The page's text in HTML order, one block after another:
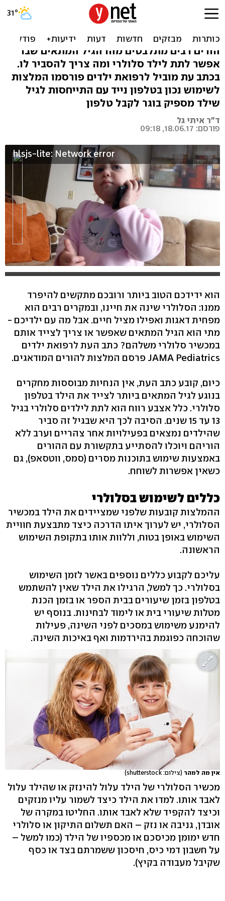
המלצות: כללים לשימוש נכון
בסלולרי אצל ילדים
הורים רבים מתלבטים מהו הגיל המתאים שבו
אפשר לתת לילד סלולרי ומה צריך להסביר לו.
בכתב עת מוביל לרפואת ילדים פורסמו המלצות
לשימוש נכון בטלפון נייד עם התייחסות לגיל
שילד מספיק בוגר לקבל טלפון
ד"ר איתי גל
פורסם: 18.06.17, 09:18
hlsjs-lite: Network error
הוא ידידכם הטוב ביותר ורובכם מתקשים להיפרד
ממנו: הסלולרי שינה את חיינו, ובמקרים רבים הוא
מפחית דאגות ואפילו מציל חיים. אבל מה עם ילדיכם -
מתי הוא הגיל המתאים שאפשר או צריך לצייד אותם
במכשיר סלולרי משלהם? כתב העת לרפואת ילדים
JAMA Pediatrics פרסם המלצות להורים המודאגים.
כיום, קובע כתב העת, אין הנחיות מבוססות מחקרים
בנוגע לגיל המתאים ביותר לצייד את הילד בטלפון
סלולרי. כלל אצבע רווח הוא לתת לילדים סלולרי בגיל
13 עד 15 שנים. הסיבה לכך היא שבגיל זה סביר
שהילדים נמצאים בפעילויות אחר צהריים וערב ללא
הוריהם ויוכלו להסתייע בתקשורת עם ההורים
באמצעות שימוש בתוכנות מסרים (סמס, ווטסאפ), גם
כשאין אפשרות לשוחח.
כללים לשימוש בסלולרי
ההמלצות קובעות שלפני שמציידים את הילד במכשיר
הסלולרי, יש לערוך איתו הדרכה כיצד מתבצעת חוויית
השימוש באופן בטוח, וללוות אותו בתקופת השימוש
הראשונה.
עליכם לקבוע כללים נוספים באשר לזמן השימוש
בסלולרי. כך למשל, הרגילו את הילד שאין להשתמש
בטלפון בזמן שיעורים בבית הספר או בזמן הכנת
מטלות שיעורי בית או לימוד לבחינות. בנוסף יש
להימנע משימוש במסכים לפני השינה, פעילות
שהוכחה כפוגמת בהירדמות ואף באיכות השינה.
אין מה למהר (צילום: shutterstock)
מכשיר הסלולרי של הילד עלול להינזק או שהילד עלול
לאבד אותו. למדו את הילד כיצד לשמור עליו מנזקים
וכיצד להקפיד שלא לאבד אותו. החליטו במקרה של
אובדן, גניבה או נזק – האם תשלום התיקון או סלולרי
חדש ימומן מכיסכם או מכספיו של הילד (כמו למשל –
על חשבון דמי כיס, חיסכון ששמרתם בצד או כסף
שקיבל מעבודה בקיץ).